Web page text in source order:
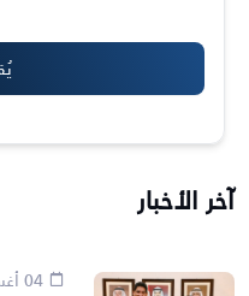
آخر الأخبار
04 أغسطس 2026